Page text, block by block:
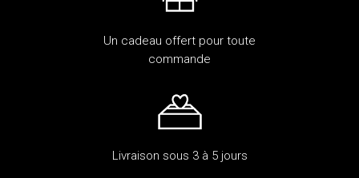
Un cadeau offert pour toute
commande
Livraison sous 3 à 5 jours